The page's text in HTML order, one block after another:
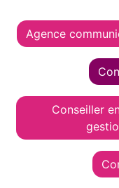
Agence
Conseiller